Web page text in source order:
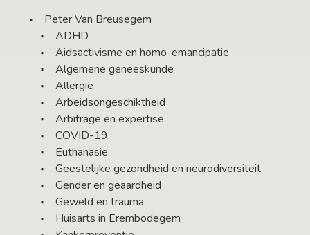
Peter Van Breusegem
ADHD
Aidsactivisme en homo-emancipatie
Algemene geneeskunde
Allergie
Arbeidsongeschiktheid
Arbitrage en expertise
COVID-19
Euthanasie
Geestelijke gezondheid en neurodiversiteit
Gender en geaardheid
Geweld en trauma
Huisarts in Erembodegem